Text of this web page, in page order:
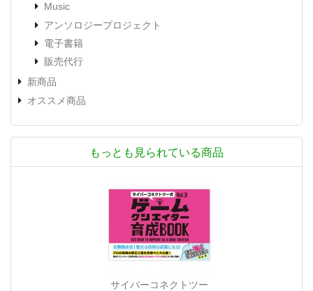
Music
アンソロジープロジェクト
電子書籍
販売代行
新商品
オススメ商品
もっとも見られている商品
サイバーコネクトツー